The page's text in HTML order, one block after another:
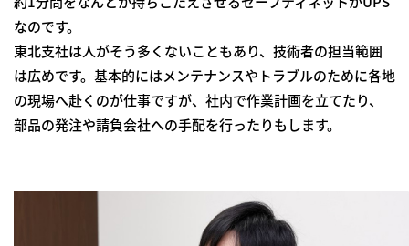
なのです。
東北支社は人がそう多くないこともあり、技術者の担当範囲
は広めです。基本的にはメンテナンスやトラブルのために各地
の現場へ赴くのが仕事ですが、社内で作業計画を立てたり、
部品の発注や請負会社への手配を行ったりもします。